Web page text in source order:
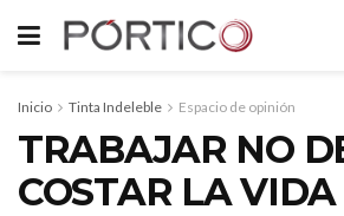
Inicio Tinta Indeleble Espacio de opinión
TRABAJAR NO
COSTAR LA VIDA